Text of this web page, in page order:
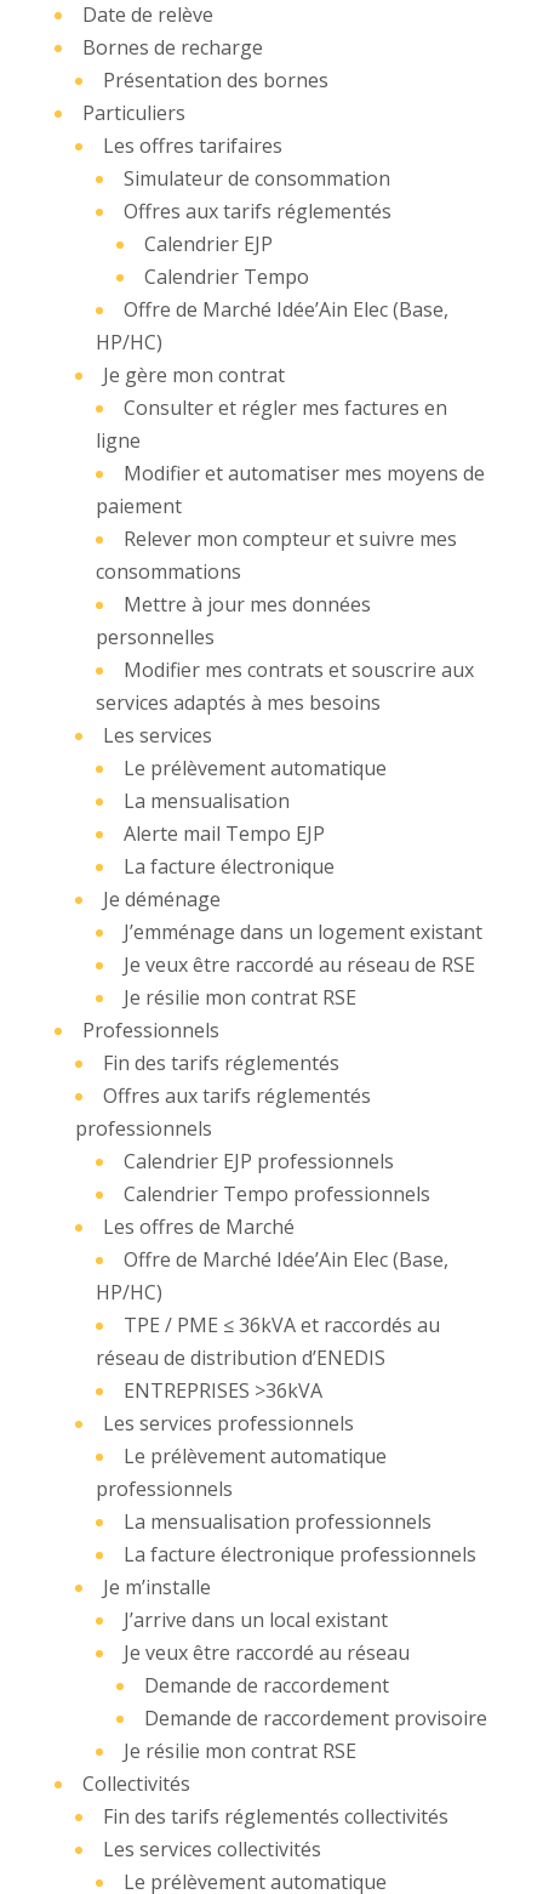
Date de relève
Bornes de recharge
Présentation des bornes
Particuliers
Les offres tarifaires
Simulateur de consommation
Offres aux tarifs réglementés
Calendrier EJP
Calendrier Tempo
Offre de Marché Idée’Ain Elec (Base,
HP/HC)
Je gère mon contrat
Consulter et régler mes factures en
ligne
Modifier et automatiser mes moyens de
paiement
Relever mon compteur et suivre mes
consommations
Mettre à jour mes données
personnelles
Modifier mes contrats et souscrire aux
services adaptés à mes besoins
Les services
Le prélèvement automatique
La mensualisation
Alerte mail Tempo EJP
La facture électronique
Je déménage
J’emménage dans un logement existant
Je veux être raccordé au réseau de RSE
Je résilie mon contrat RSE
Professionnels
Fin des tarifs réglementés
Offres aux tarifs réglementés
professionnels
Calendrier EJP professionnels
Calendrier Tempo professionnels
Les offres de Marché
Offre de Marché Idée’Ain Elec (Base,
HP/HC)
TPE / PME ≤ 36kVA et raccordés au
réseau de distribution d’ENEDIS
ENTREPRISES >36kVA
Les services professionnels
Le prélèvement automatique
professionnels
La mensualisation professionnels
La facture électronique professionnels
Je m’installe
J’arrive dans un local existant
Je veux être raccordé au réseau
Demande de raccordement
Demande de raccordement provisoire
Je résilie mon contrat RSE
Collectivités
Fin des tarifs réglementés collectivités
Les services collectivités
Le prélèvement automatique